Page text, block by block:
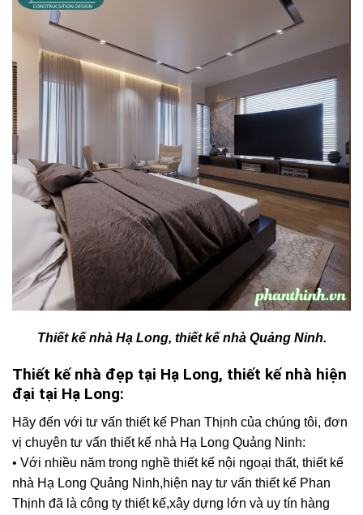
Thiết kế nhà Hạ Long, thiết kế nhà Quảng Ninh.
Thiết kế nhà đẹp tại Hạ Long, thiết kế nhà hiện
đại tại Hạ Long:
Hãy đến với tư vấn thiết kế Phan Thịnh của chúng tôi, đơn
vị chuyên tư vấn thiết kế nhà Hạ Long Quảng Ninh:
• Với nhiều năm trong nghề thiết kế nội ngoại thất, thiết kế
nhà Hạ Long Quảng Ninh,hiện nay tư vấn thiết kế Phan
Thịnh đã là công ty thiết kế,xây dựng lớn và uy tín hàng